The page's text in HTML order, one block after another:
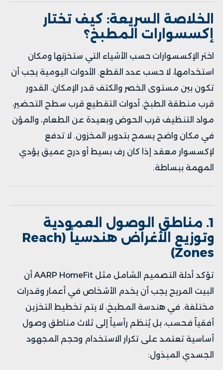
الخلاصة السريعة: كيف تختار
إكسسوارات المطبخ؟
اختر الإكسسوارات حسب الأشياء التي ستخزنها ومكان
استخدامها، لا حسب عدد القطع. الأدوات اليومية يجب أن
تكون بين مستوى الخصر والكتف قدر الإمكان. القدور
قرب منطقة الطبخ، أدوات التقطيع قرب سطح التحضير،
مواد التنظيف قرب الحوض وبعيدة عن الطعام، والمؤن
في مكان واضح يسمح بتدوير المخزون. لا تدفع
لإكسسوار معقد إذا كان رف بسيط أو درج عميق يؤدي
المهمة ببساطة.
1. مناطق الوصول العمودية
وتوزيع الأغراض هندسياً (Reach
Zones)
تؤكد أدلة التصميم الشامل مثل AARP HomeFit أن
البيت المريح يجب أن يخدم الأشخاص في أعمار وقدرات
مختلفة. في هندسة المطبخ، لا يتم تخطيط التخزين
أفقياً فحسب، بل يُنظم رأسياً إلى ثلاث مناطق وصول
أساسية تعتمد على تكرار الاستخدام وحجم المجهود
الجسدي المبذول: